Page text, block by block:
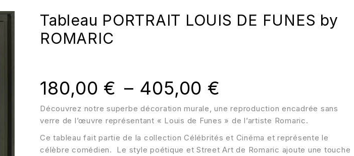
Tableau PORTRAIT LOUIS DE FUNES by
ROMARIC
Découvrez notre superbe décoration murale, une reproduction encadrée sans
verre de l’œuvre représentant « Louis de Funes » de l’artiste Romaric.
Ce tableau fait partie de la collection Célébrités et Cinéma et représente le
célèbre comédien. Le style poétique et Street Art de Romaric ajoute une touche
180,00 € – 405,00 €